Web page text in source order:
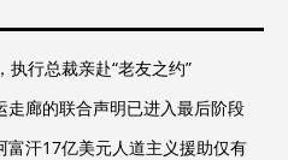
执行总裁亲赴“老友之约”
廊的联合声明已进入最后阶段
汗17亿美元人道主义援助仅有